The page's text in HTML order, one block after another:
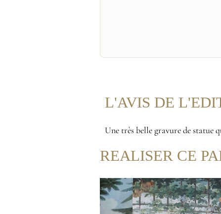
L'AVIS DE
Une très belle gravure de statue
REALISER CE